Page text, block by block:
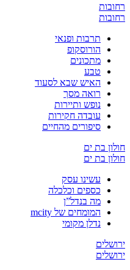
רחובות
רחובות
תרבות ופנאי
הורוסקופ
מתכונים
טבע
האיש שבא לסעוד
רואה מסך
נופש ותיירות
עובדה חקירות
סיפורים מהחיים
חולון בת ים
חולון בת ים
עשינו עסק
כספים וכלכלה
מה בנדל”ן
המומחים של mcity
נדלן מקומי
ירושלים
ירושלים